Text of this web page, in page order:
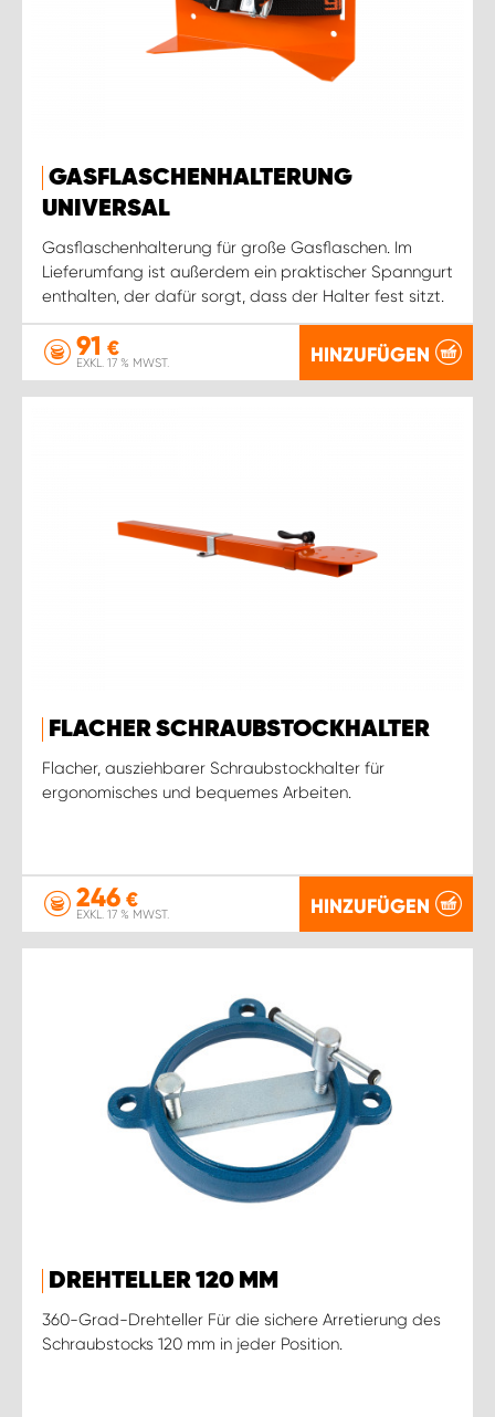
GASFLASCHENHALTERUNG
UNIVERSAL
Gasflaschenhalterung für große Gasflaschen. Im
Lieferumfang ist außerdem ein praktischer Spanngurt
enthalten, der dafür sorgt, dass der Halter fest sitzt.
91 €
EXKL. 17 % MWST. HINZUFÜGEN
FLACHER SCHRAUBSTOCKHALTER
Flacher, ausziehbarer Schraubstockhalter für
ergonomisches und bequemes Arbeiten.
246 €
EXKL. 17 % MWST. HINZUFÜGEN
DREHTELLER 120 MM
360-Grad-Drehteller Für die sichere Arretierung des
Schraubstocks 120 mm in jeder Position.